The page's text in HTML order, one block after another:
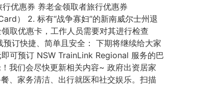
优惠券 养老金领取者旅行优惠券
） 2. 标有“战争寡妇”的新南威尔士州退
取优惠卡，工作人员需要对其进行检查
订快捷、简单且安全： 下期将继续给大家
可预订 NSW TrainLink Regional 服务的巴
我们会尽快更新相关内容~ 政府出资居家
、家务清洁、出行就医和社交娱乐。扫描